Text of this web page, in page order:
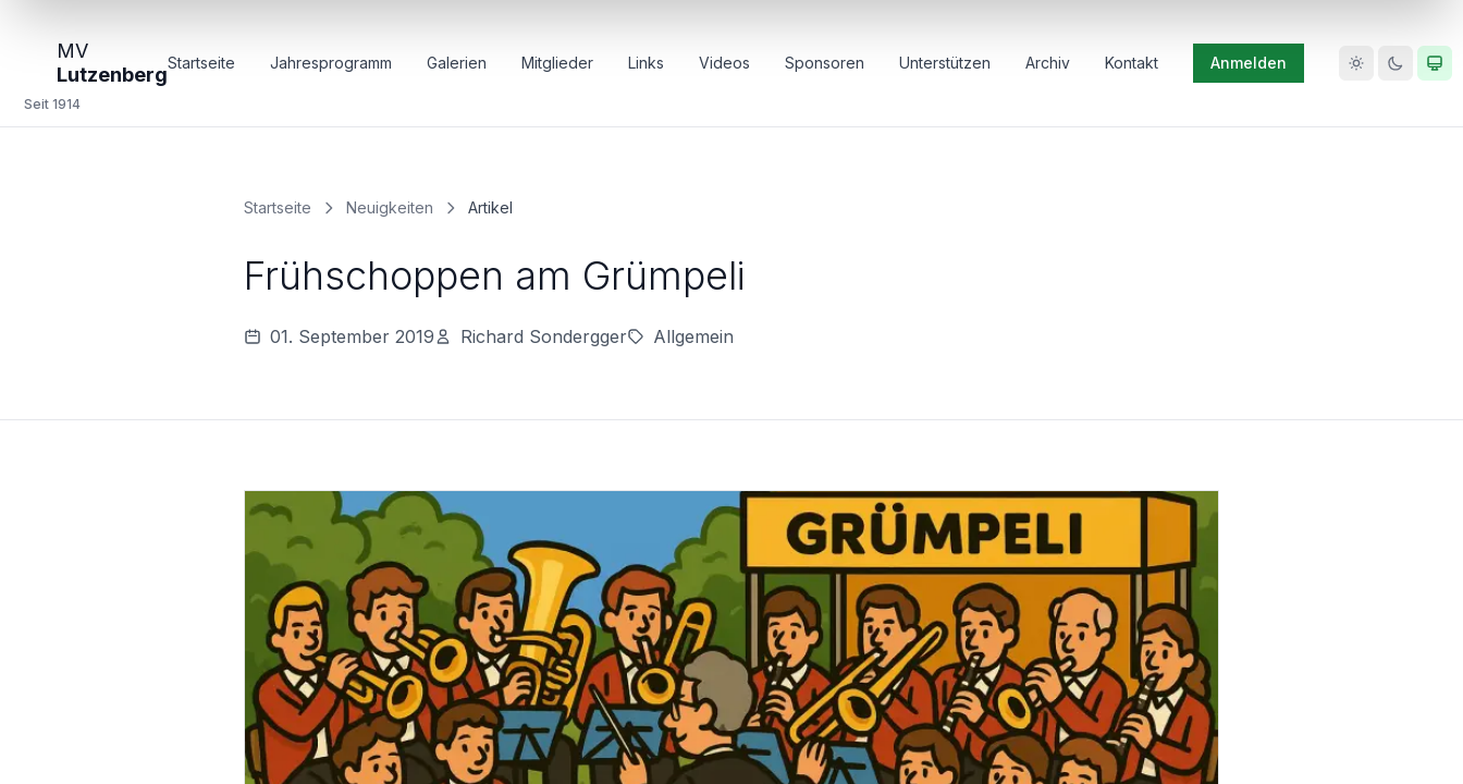
Seit 1914
MV
Lutzenberg
Startseite Jahresprogramm Galerien Mitglieder Links Videos Sponsoren Unterstützen Archiv Kontakt Anmelden
Startseite Neuigkeiten Artikel
Frühschoppen am Grümpeli
01. September 2019 Richard Sondergger Allgemein